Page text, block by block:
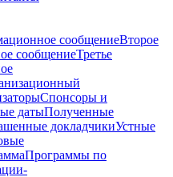
сообщениеВторое
сообщениеТретье
Спонсоры и
датыПолученные
докладчикиУстные
Программы по